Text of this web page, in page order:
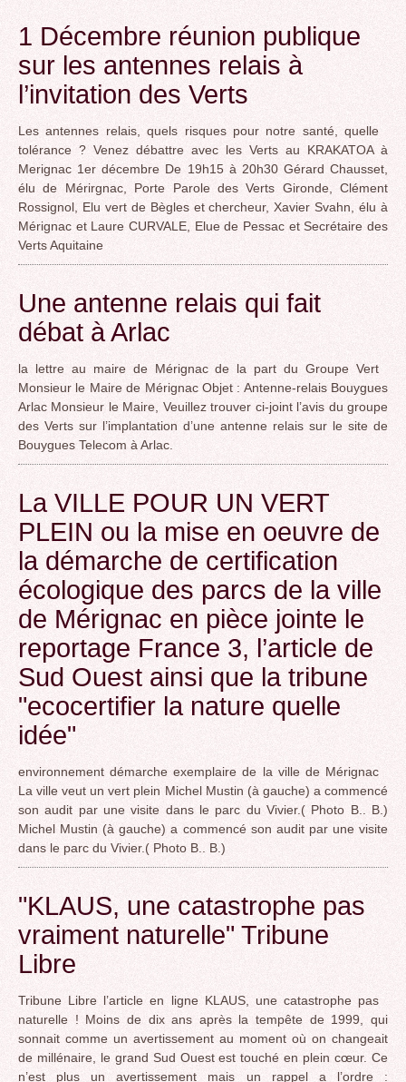
1 Décembre réunion publique
sur les antennes relais à
l’invitation des Verts
Les antennes relais, quels risques pour notre santé, quelle
tolérance ? Venez débattre avec les Verts au KRAKATOA à
Merignac 1er décembre De 19h15 à 20h30 Gérard Chausset,
élu de Mérirgnac, Porte Parole des Verts Gironde, Clément
Rossignol, Elu vert de Bègles et chercheur, Xavier Svahn, élu à
Mérignac et Laure CURVALE, Elue de Pessac et Secrétaire des
Verts Aquitaine
Une antenne relais qui fait
débat à Arlac
la lettre au maire de Mérignac de la part du Groupe Vert
Monsieur le Maire de Mérignac Objet : Antenne-relais Bouygues
Arlac Monsieur le Maire, Veuillez trouver ci-joint l’avis du groupe
des Verts sur l’implantation d’une antenne relais sur le site de
Bouygues Telecom à Arlac.
La VILLE POUR UN VERT
PLEIN ou la mise en oeuvre de
la démarche de certification
écologique des parcs de la ville
de Mérignac en pièce jointe le
reportage France 3, l’article de
Sud Ouest ainsi que la tribune
"ecocertifier la nature quelle
idée"
environnement démarche exemplaire de la ville de Mérignac
La ville veut un vert plein Michel Mustin (à gauche) a commencé
son audit par une visite dans le parc du Vivier.( Photo B.. B.)
Michel Mustin (à gauche) a commencé son audit par une visite
dans le parc du Vivier.( Photo B.. B.)
"KLAUS, une catastrophe pas
vraiment naturelle" Tribune
Libre
Tribune Libre l’article en ligne KLAUS, une catastrophe pas
naturelle ! Moins de dix ans après la tempête de 1999, qui
sonnait comme un avertissement au moment où on changeait
de millénaire, le grand Sud Ouest est touché en plein cœur. Ce
n’est plus un avertissement mais un rappel a l’ordre :